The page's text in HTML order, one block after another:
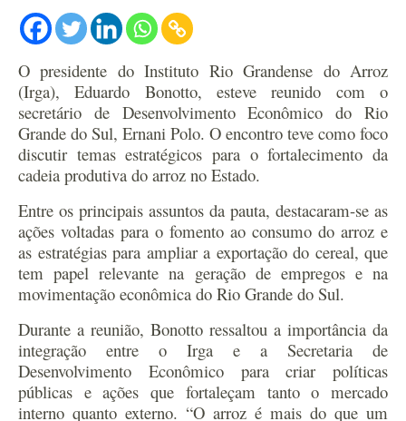
O presidente do Instituto Rio Grandense do Arroz
(Irga), Eduardo Bonotto, esteve reunido com o
secretário de Desenvolvimento Econômico do Rio
Grande do Sul, Ernani Polo. O encontro teve como foco
discutir temas estratégicos para o fortalecimento da
cadeia produtiva do arroz no Estado.
Entre os principais assuntos da pauta, destacaram-se as
ações voltadas para o fomento ao consumo do arroz e
as estratégias para ampliar a exportação do cereal, que
tem papel relevante na geração de empregos e na
movimentação econômica do Rio Grande do Sul.
Durante a reunião, Bonotto ressaltou a importância da
integração entre o Irga e a Secretaria de
Desenvolvimento Econômico para criar políticas
públicas e ações que fortaleçam tanto o mercado
interno quanto externo. “O arroz é mais do que um